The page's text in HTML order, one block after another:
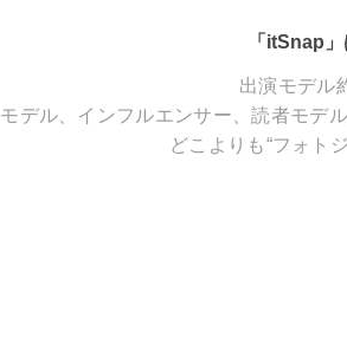
「itSnap
出演モデル
モデル、インフルエンサー、読者モデ
どこよりも“フォト